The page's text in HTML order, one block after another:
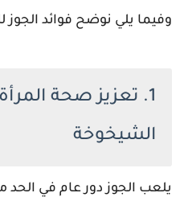
وفيما يلي نوضح فوائد الجوز
1. تعزيز صحة
الشيخوخة
يلعب الجوز دور عام في الحد